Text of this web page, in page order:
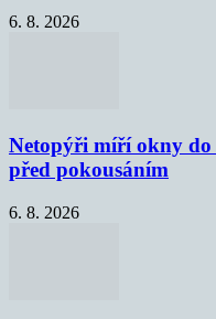
6. 8. 2026
Netopýři míří okny
před pokousáním
6. 8. 2026